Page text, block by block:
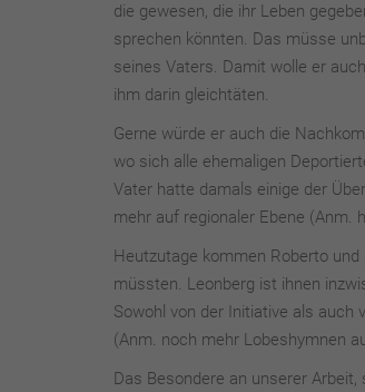
die gewesen, die ihr Leben
sprechen könnten. Das müsse
seines Vaters. Damit wolle er
ihm darin gleichtäten.
Gerne würde er auch die
wo sich alle ehemaligen
Vater hatte damals einige der
mehr auf regionaler Ebene (Anm.
Heutzutage kommen Roberto
müssten. Leonberg ist ihnen
Sowohl von der Initiative als auch
(Anm. noch mehr Lobeshymnen
Das Besondere an unserer